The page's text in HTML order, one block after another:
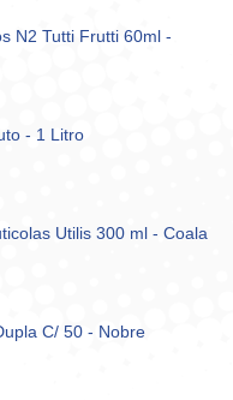
N2 Tutti Frutti 60ml -
- 1 Litro
Utilis 300 ml - Coala
C/ 50 - Nobre